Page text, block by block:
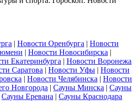
| Новости Оренбурга | Новости
| Новости Новосибирска |
Екатеринбурга | Новости Воронежа
Саратова | Новости Уфы | Новости
| Новости Челябинска | Новости
Новгорода | Сауны Минска | Сауны
Сауны Еревана | Сауны Краснодара